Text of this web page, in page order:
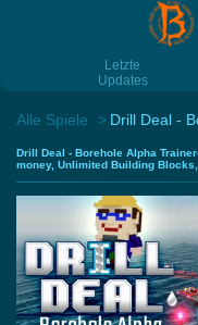
Letzte
Updates
Alle Spiele Drill Deal -
Drill Deal - Borehole Alpha
money, Unlimited Building